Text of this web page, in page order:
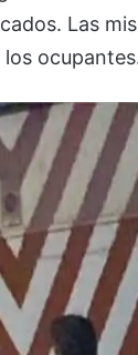
Las
los